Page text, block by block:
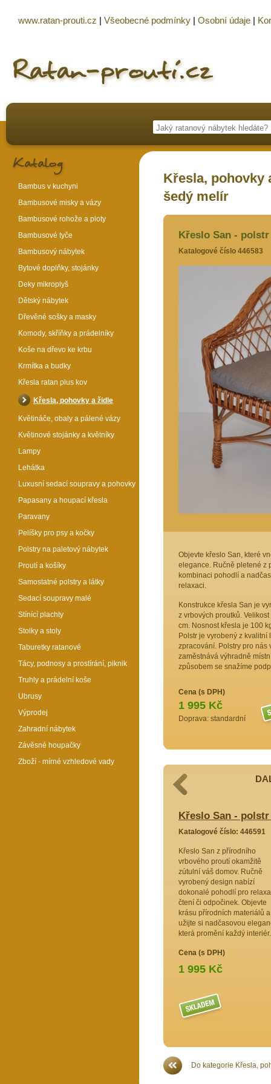
Křesla, pohovky
šedý melír
Křeslo San -
Katalogové číslo 446583
Objevte křeslo San, které
elegance. Ručně pletené z
kombinaci pohodlí a
relaxaci.
Konstrukce křesla San je
z vrbových proutků.
cm. Nosnost křesla je 100
Polstr je vyrobený z
zpracování. Polstry pro nás
zaměstnává výhradně
způsobem se snažíme
Cena (s DPH)
1 995 Kč
Doprava: standardní
Křeslo San -
Katalogové číslo: 446591
Křeslo San z přírodního
vrbového proutí okamžitě
zútulní váš domov. Ručně
vyrobený design nabízí
dokonalé pohodlí pro
čtení či odpočinek. Objevte
krásu přírodních materiálů a
užijte si nadčasovou
která promění každý interiér.
Cena (s DPH)
1 995 Kč
Do kategorie Křesla,
Bambus v kuchyni
Bambusové misky a vázy
Bambusové rohože a ploty
Bambusové tyče
Bambusový nábytek
Bytové doplňky, stojánky
Deky mikroplyš
Dětský nábytek
Dřevěné sošky a masky
Komody, skříňky a prádelníky
Koše na dřevo ke krbu
Krmítka a budky
Křesla ratan plus kov
Křesla, pohovky a židle
Květináče, obaly a pálené vázy
Květinové stojánky a květníky
Lampy
Lehátka
Luxusní sedací soupravy a pohovky
Papasany a houpací křesla
Paravany
Pelíšky pro psy a kočky
Polstry na paletový nábytek
Proutí a košíky
Samostatné polstry a látky
Sedací soupravy malé
Stínící plachty
Stolky a stoly
Taburetky ratanové
Tácy, podnosy a prostírání, piknik
Truhly a prádelní koše
Ubrusy
Výprodej
Zahradní nábytek
Závěsné houpačky
Zboží - mírné vzhledové vady
www.ratan-prouti.cz | Všeobecné podmínky | Osobní údaje |